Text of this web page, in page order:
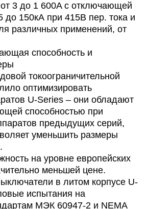
3 до 1 600A с отключающей
до 150кА при 415В пер. тока и
различных применений, от
способность и
токоограничительной
оптимизировать
U-Series – они обладают
способностью при
предыдущих серий,
уменьшить размеры
на уровне европейских
меньшей цене.
в литом корпусе U-
испытания на
МЭК 60947-2 и NEMA